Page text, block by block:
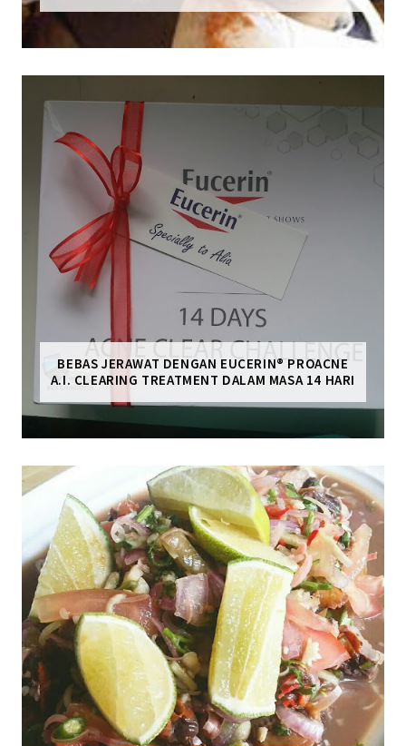
BEBAS JERAWAT DENGAN EUCERIN® PROACNE
A.I. CLEARING TREATMENT DALAM MASA 14 HARI